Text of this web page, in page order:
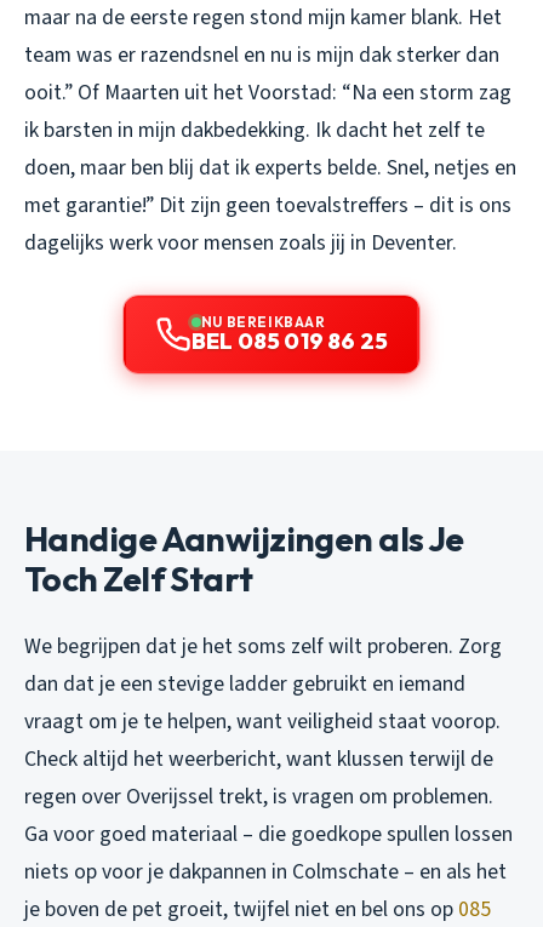
maar na de eerste regen stond mijn kamer blank. Het
team was er razendsnel en nu is mijn dak sterker dan
ooit.” Of Maarten uit het Voorstad: “Na een storm zag
ik barsten in mijn dakbedekking. Ik dacht het zelf te
doen, maar ben blij dat ik experts belde. Snel, netjes en
met garantie!” Dit zijn geen toevalstreffers – dit is ons
dagelijks werk voor mensen zoals jij in Deventer.
NU BEREIKBAAR
BEL 085 019 86 25
Handige Aanwijzingen als Je
Toch Zelf Start
We begrijpen dat je het soms zelf wilt proberen. Zorg
dan dat je een stevige ladder gebruikt en iemand
vraagt om je te helpen, want veiligheid staat voorop.
Check altijd het weerbericht, want klussen terwijl de
regen over Overijssel trekt, is vragen om problemen.
Ga voor goed materiaal – die goedkope spullen lossen
niets op voor je dakpannen in Colmschate – en als het
je boven de pet groeit, twijfel niet en bel ons op 085